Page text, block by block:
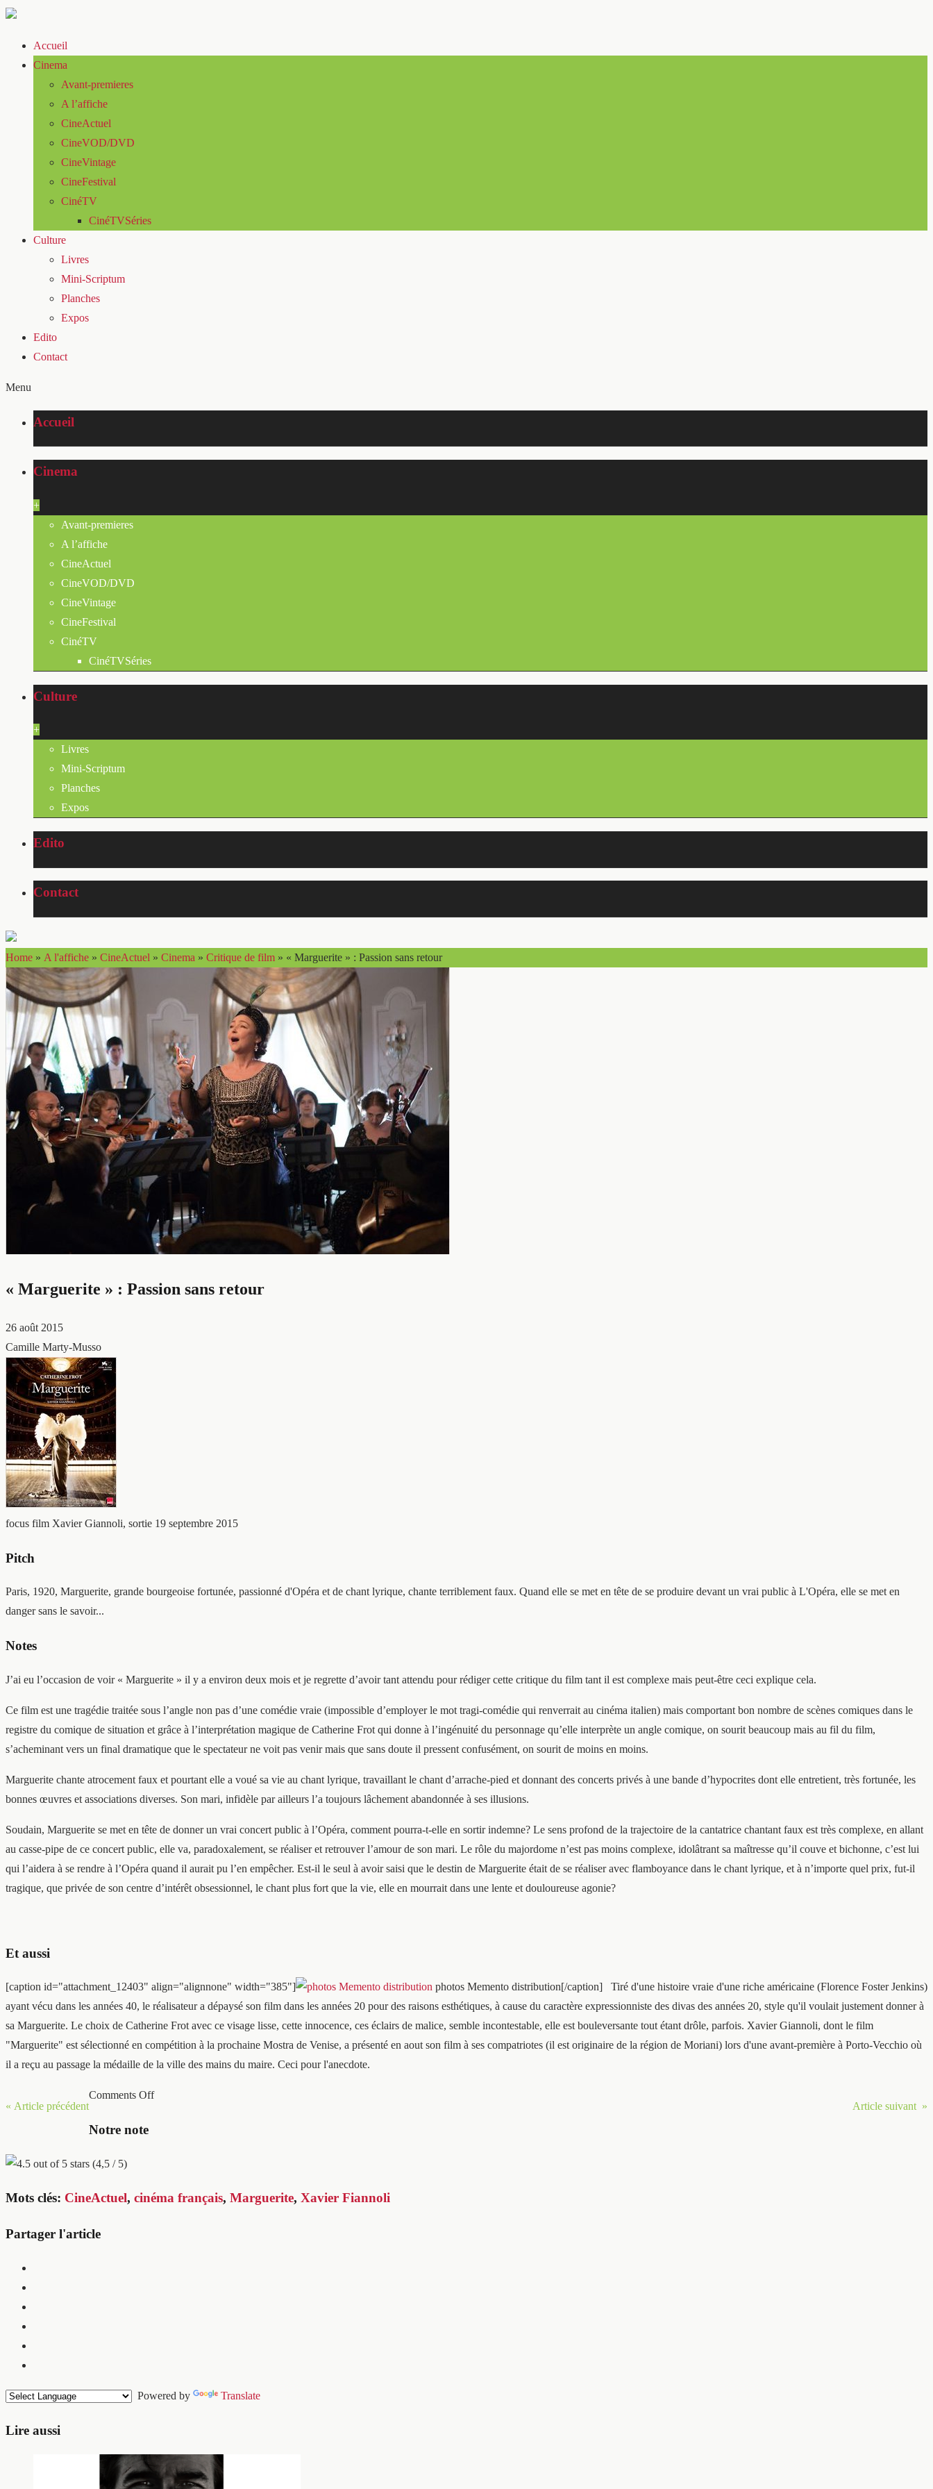
Accueil
Cinema
Avant-premieres
A l’affiche
CineActuel
CineVOD/DVD
CineVintage
CineFestival
CinéTV
CinéTVSéries
Culture
Livres
Mini-Scriptum
Planches
Expos
Edito
Contact
Menu
Accueil
Cinema
+
Avant-premieres
A l’affiche
CineActuel
CineVOD/DVD
CineVintage
CineFestival
CinéTV
CinéTVSéries
Culture
+
Livres
Mini-Scriptum
Planches
Expos
Edito
Contact
Home » A l'affiche » CineActuel » Cinema » Critique de film » « Marguerite » : Passion sans retour
« Marguerite » : Passion sans retour
26 août 2015
Camille Marty-Musso
focus film Xavier Giannoli, sortie 19 septembre 2015
Pitch
Paris, 1920, Marguerite, grande bourgeoise fortunée, passionné d'Opéra et de chant lyrique, chante terriblement faux. Quand elle se met en tête de se produire devant un vrai public à L'Opéra, elle se met en
danger sans le savoir...
Notes
J’ai eu l’occasion de voir « Marguerite » il y a environ deux mois et je regrette d’avoir tant attendu pour rédiger cette critique du film tant il est complexe mais peut-être ceci explique cela.
Ce film est une tragédie traitée sous l’angle non pas d’une comédie vraie (impossible d’employer le mot tragi-comédie qui renverrait au cinéma italien) mais comportant bon nombre de scènes comiques dans le
registre du comique de situation et grâce à l’interprétation magique de Catherine Frot qui donne à l’ingénuité du personnage qu’elle interprète un angle comique, on sourit beaucoup mais au fil du film,
s’acheminant vers un final dramatique que le spectateur ne voit pas venir mais que sans doute il pressent confusément, on sourit de moins en moins.
Marguerite chante atrocement faux et pourtant elle a voué sa vie au chant lyrique, travaillant le chant d’arrache-pied et donnant des concerts privés à une bande d’hypocrites dont elle entretient, très fortunée, les
bonnes œuvres et associations diverses. Son mari, infidèle par ailleurs l’a toujours lâchement abandonnée à ses illusions.
Soudain, Marguerite se met en tête de donner un vrai concert public à l’Opéra, comment pourra-t-elle en sortir indemne? Le sens profond de la trajectoire de la cantatrice chantant faux est très complexe, en allant
au casse-pipe de ce concert public, elle va, paradoxalement, se réaliser et retrouver l’amour de son mari. Le rôle du majordome n’est pas moins complexe, idolâtrant sa maîtresse qu’il couve et bichonne, c’est lui
qui l’aidera à se rendre à l’Opéra quand il aurait pu l’en empêcher. Est-il le seul à avoir saisi que le destin de Marguerite était de se réaliser avec flamboyance dans le chant lyrique, et à n’importe quel prix, fut-il
tragique, que privée de son centre d’intérêt obsessionnel, le chant plus fort que la vie, elle en mourrait dans une lente et douloureuse agonie?
Et aussi
[caption id="attachment_12403" align="alignnone" width="385"]
photos Memento distribution[/caption] Tiré d'une histoire vraie d'une riche américaine (Florence Foster Jenkins)
ayant vécu dans les années 40, le réalisateur a dépaysé son film dans les années 20 pour des raisons esthétiques, à cause du caractère expressionniste des divas des années 20, style qu'il voulait justement donner à
sa Marguerite. Le choix de Catherine Frot avec ce visage lisse, cette innocence, ces éclairs de malice, semble incontestable, elle est bouleversante tout étant drôle, parfois. Xavier Giannoli, dont le film
"Marguerite" est sélectionné en compétition à la prochaine Mostra de Venise, a présenté en aout son film à ses compatriotes (il est originaire de la région de Moriani) lors d'une avant-première à Porto-Vecchio où
il a reçu au passage la médaille de la ville des mains du maire. Ceci pour l'anecdote.
« Article précédent Article suivant »
Comments Off
Notre note
(4,5 / 5)
Mots clés: CineActuel, cinéma français, Marguerite, Xavier Fiannoli
Partager l'article
Powered by Translate
Lire aussi